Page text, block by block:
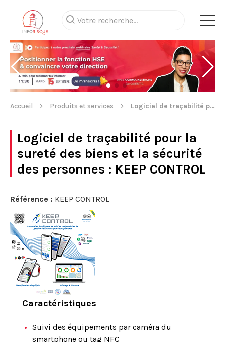
Accueil Produits et services Logiciel de traçabilité pour la sureté des biens et la sécurité des personnes
Logiciel de traçabilité pour la
sureté des biens et la sécurité
des personnes : KEEP CONTROL
Référence : KEEP CONTROL
Caractéristiques
Suivi des équipements par caméra du
smartphone ou tag NFC